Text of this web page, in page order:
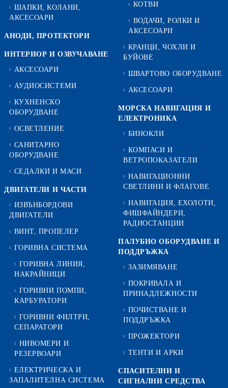
ШАПКИ, КОЛАНИ,
АКСЕСОАРИ
АНОДИ, ПРОТЕКТОРИ
ИНТЕРИОР И ОЗВУЧАВАНЕ
АКСЕСОАРИ
АУДИОСИСТЕМИ
КУХНЕНСКО
ОБОРУДВАНЕ
ОСВЕТЛЕНИЕ
САНИТАРНО
ОБОРУДВАНЕ
СЕДАЛКИ И МАСИ
ДВИГАТЕЛИ И ЧАСТИ
ИЗВЪНБОРДОВИ
ДВИГАТЕЛИ
ВИНТ, ПРОПЕЛЕР
ГОРИВНА СИСТЕМА
ГОРИВНА ЛИНИЯ,
НАКРАЙНИЦИ
ГОРИВНИ ПОМПИ,
КАРБУРАТОРИ
ГОРИВНИ ФИЛТРИ,
СЕПАРАТОРИ
НИВОМЕРИ И
РЕЗЕРВОАРИ
ЕЛЕКТРИЧЕСКА И
ЗАПАЛИТЕЛНА СИСТЕМА
КОТВИ
ВОДАЧИ, РОЛКИ И
АКСЕСОАРИ
КРАНЦИ, ЧОХЛИ И
БУЙОВЕ
ШВАРТОВО ОБОРУДВАНЕ
АКСЕСОАРИ
МОРСКА НАВИГАЦИЯ И
ЕЛЕКТРОНИКА
БИНОКЛИ
КОМПАСИ И
ВЕТРОПОКАЗАТЕЛИ
НАВИГАЦИОННИ
СВЕТЛИНИ И ФЛАГОВЕ
НАВИГАЦИЯ, ЕХОЛОТИ,
ФИШФАЙНДЕРИ,
РАДИОСТАНЦИИ
ПАЛУБНО ОБОРУДВАНЕ И
ПОДДРЪЖКА
ЗАЗИМЯВАНЕ
ПОКРИВАЛА И
ПРИНАДЛЕЖНОСТИ
ПОЧИСТВАНЕ И
ПОДДРЪЖКА
ПРОЖЕКТОРИ
ТЕНТИ И АРКИ
СПАСИТЕЛНИ И
СИГНАЛНИ СРЕДСТВА